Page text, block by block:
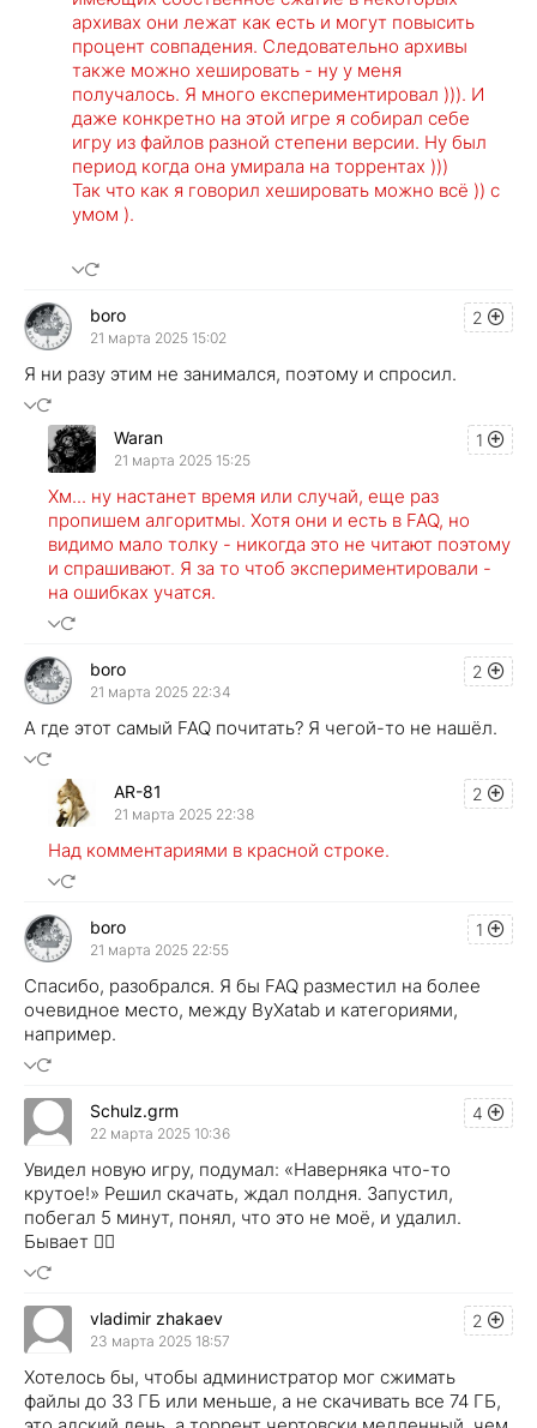
архивах они лежат как есть и могут повысить
процент совпадения. Следовательно архивы
также можно хешировать - ну у меня
получалось. Я много експериментировал ))). И
даже конкретно на этой игре я собирал себе
игру из файлов разной степени версии. Ну был
период когда она умирала на торрентах )))
Так что как я говорил хешировать можно всё )) с
умом ).
2
boro
21 марта 2025 15:02
Я ни разу этим не занимался, поэтому и спросил.
1
Waran
21 марта 2025 15:25
Хм... ну настанет время или случай, еще раз
пропишем алгоритмы. Хотя они и есть в FAQ, но
видимо мало толку - никогда это не читают поэтому
и спрашивают. Я за то чтоб экспериментировали -
на ошибках учатся.
2
boro
21 марта 2025 22:34
А где этот самый FAQ почитать? Я чегой-то не нашёл.
2
AR-81
21 марта 2025 22:38
Над комментариями в красной строке.
1
boro
21 марта 2025 22:55
Спасибо, разобрался. Я бы FAQ разместил на более
очевидное место, между ByXatab и категориями,
например.
4
Schulz.grm
22 марта 2025 10:36
Увидел новую игру, подумал: «Наверняка что-то
крутое!» Решил скачать, ждал полдня. Запустил,
побегал 5 минут, понял, что это не моё, и удалил.
Бывает 🤷‍♂️
2
vladimir zhakaev
23 марта 2025 18:57
Хотелось бы, чтобы администратор мог сжимать
файлы до 33 ГБ или меньше, а не скачивать все 74 ГБ,